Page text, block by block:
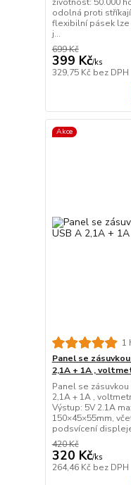
odolná proti
flexibilní pásek
j...
699 Kč
399 Kč/ks
329,75 Kč bez DPH
Akce
1
Panel se
2,1A + 1A ,
Panel se zásuvkou
2,1A + 1A ,
Výstup: 5V 2.1A
150×45×55mm,
podsvícení
420 Kč
320 Kč/ks
264,46 Kč bez DPH